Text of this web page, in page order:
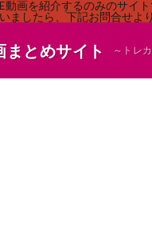
動画を紹介するのみのサイ
いましたら、下記お問合せよ
まとめサイト ～トレ